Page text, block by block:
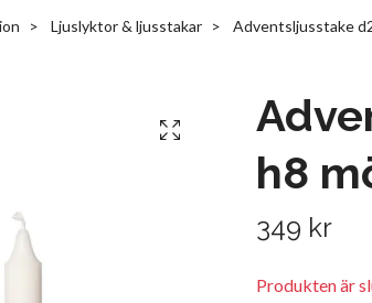
Ljuslyktor & ljusstakar Adventsljusstake
h8
349 kr
Produkten är